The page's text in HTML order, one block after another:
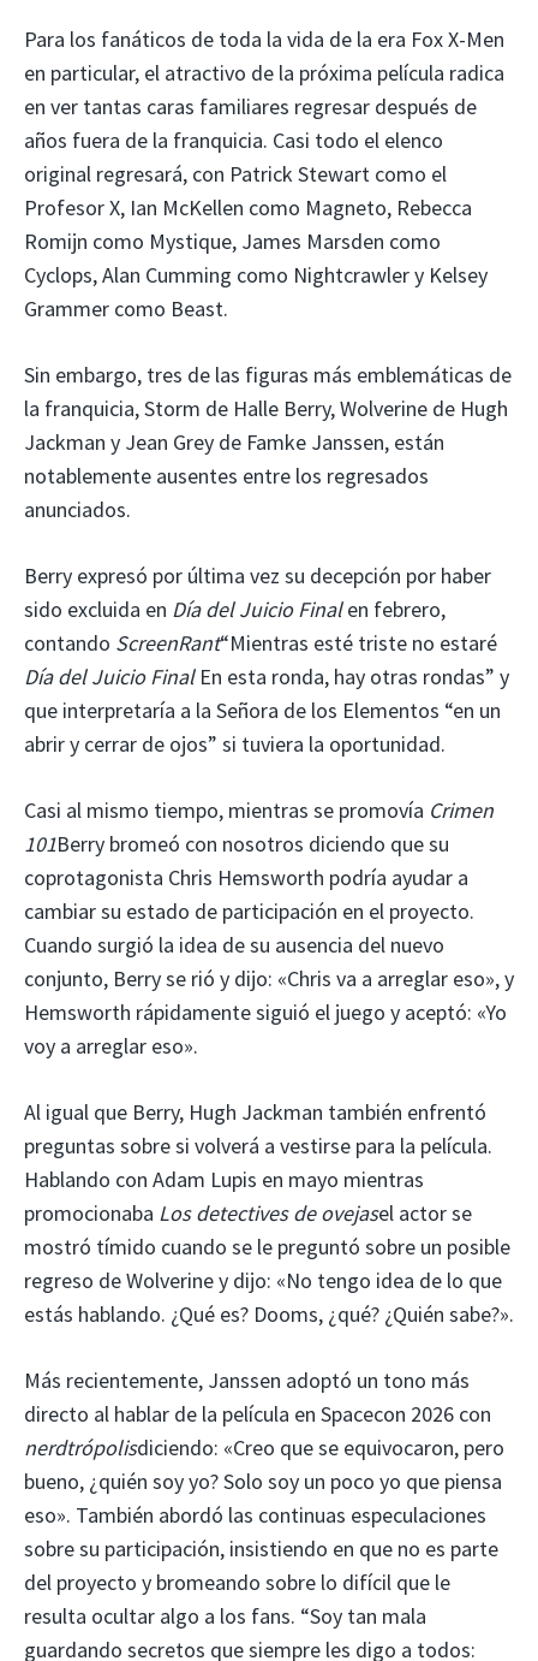
Para los fanáticos de toda la vida de la era Fox X-Men
en particular, el atractivo de la próxima película radica
en ver tantas caras familiares regresar después de
años fuera de la franquicia. Casi todo el elenco
original regresará, con Patrick Stewart como el
Profesor X, Ian McKellen como Magneto, Rebecca
Romijn como Mystique, James Marsden como
Cyclops, Alan Cumming como Nightcrawler y Kelsey
Grammer como Beast.
Sin embargo, tres de las figuras más emblemáticas de
la franquicia, Storm de Halle Berry, Wolverine de Hugh
Jackman y Jean Grey de Famke Janssen, están
notablemente ausentes entre los regresados ​​
anunciados.
Berry expresó por última vez su decepción por haber
sido excluida en Día del Juicio Finalen febrero,
contando ScreenRant“Mientras esté triste no estaré
Día del Juicio FinalEn esta ronda, hay otras rondas” y
que interpretaría a la Señora de los Elementos “en un
abrir y cerrar de ojos” si tuviera la oportunidad.
Casi al mismo tiempo, mientras se promovía Crimen
101Berry bromeó con nosotros diciendo que su
coprotagonista Chris Hemsworth podría ayudar a
cambiar su estado de participación en el proyecto.
Cuando surgió la idea de su ausencia del nuevo
conjunto, Berry se rió y dijo: «Chris va a arreglar eso», y
Hemsworth rápidamente siguió el juego y aceptó: «Yo
voy a arreglar eso».
Al igual que Berry, Hugh Jackman también enfrentó
preguntas sobre si volverá a vestirse para la película.
Hablando con Adam Lupis en mayo mientras
promocionaba Los detectives de ovejasel actor se
mostró tímido cuando se le preguntó sobre un posible
regreso de Wolverine y dijo: «No tengo idea de lo que
estás hablando. ¿Qué es? Dooms, ¿qué? ¿Quién sabe?».
Más recientemente, Janssen adoptó un tono más
directo al hablar de la película en Spacecon 2026 con
nerdtrópolisdiciendo: «Creo que se equivocaron, pero
bueno, ¿quién soy yo? Solo soy un poco yo que piensa
eso». También abordó las continuas especulaciones
sobre su participación, insistiendo en que no es parte
del proyecto y bromeando sobre lo difícil que le
resulta ocultar algo a los fans. “Soy tan mala
guardando secretos que siempre les digo a todos: